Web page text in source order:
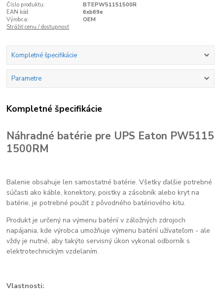
Číslo produktu:
BTEPW51151500R
EAN kód:
6xb69e
Výrobca:
OEM
Strážiť cenu / dostupnosť
Kompletné špecifikácie
Parametre
Kompletné špecifikácie
Náhradné batérie pre UPS Eaton PW5115
1500RM
Balenie obsahuje len samostatné batérie. Všetky ďalšie potrebné
súčasti ako káble, konektory, poistky a zásobník alebo kryt na
batérie, je potrebné použiť z pôvodného batériového kitu.
Produkt je určený na výmenu batérií v záložných zdrojoch
napájania, kde výrobca umožňuje výmenu batérií užívateľom - ale
vždy je nutné, aby takýto servisný úkon vykonal odborník s
elektrotechnickým vzdelaním.
Vlastnosti: